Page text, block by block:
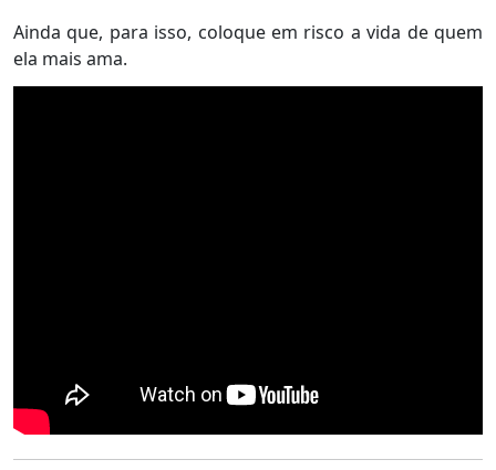
Ainda que, para isso, coloque em risco a vida de quem
ela mais ama.